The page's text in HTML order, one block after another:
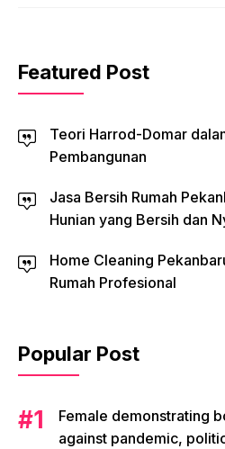
Featured Post
Teori Harrod-Domar
Pembangunan
Jasa Bersih Rumah
Hunian yang Bersih dan
Home Cleaning
Rumah Profesional
Popular Post
Female demonstrating
against pandemic,